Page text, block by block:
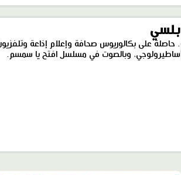
حاصلة على بكالوريوس صحافة وإعلام إذاعة
وبالصوت في مسلسل افتح يا سمسم.